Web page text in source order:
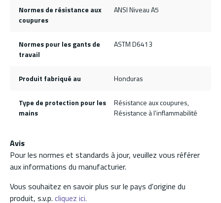
Normes de résistance aux
coupures
ANSI Niveau A5
Normes pour les gants de
travail
ASTM D6413
Produit fabriqué au Honduras
Type de protection pour les
mains
Résistance aux coupures,
Résistance à l’inflammabilité
Avis
Pour les normes et standards à jour, veuillez vous référer
aux informations du manufacturier.
Vous souhaitez en savoir plus sur le pays d'origine du
produit, s.v.p. cliquez ici.